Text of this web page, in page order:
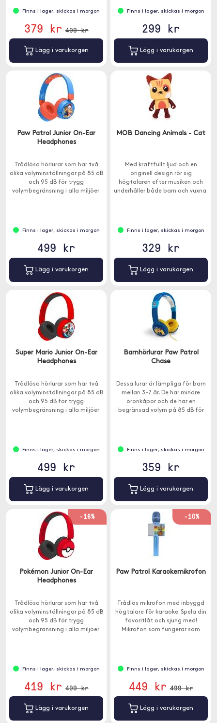
Finns i lager, skickas i morgon
379 kr 499 kr
Lägg i varukorgen
Finns i lager, skickas i morgon
299 kr
Lägg i varukorgen
Paw Patrol Junior On-Ear
Headphones
Trådlösa hörlurar som har två
olika volyminställningar på 85 dB
och 95 dB för trygg
volymbegränsning i alla miljöer.
Finns i lager, skickas i morgon
499 kr
Lägg i varukorgen
MOB Dancing Animals - Cat
Med kraftfullt ljud och en
originell design rör sig
högtalaren efter musiken och
underhåller både barn och vuxna.
Finns i lager, skickas i morgon
329 kr
Lägg i varukorgen
Super Mario Junior On-Ear
Headphones
Trådlösa hörlurar som har två
olika volyminställningar på 85 dB
och 95 dB för trygg
volymbegränsning i alla miljöer.
Finns i lager, skickas i morgon
499 kr
Lägg i varukorgen
Barnhörlurar Paw Patrol
Chase
Dessa lurar är lämpliga för barn
mellan 3-7 år. De har mindre
öronkåpor och de har en
begränsad volym på 85 dB för
Finns i lager, skickas i morgon
359 kr
Lägg i varukorgen
-16%
Pokémon Junior On-Ear
Headphones
Trådlösa hörlurar som har två
olika volyminställningar på 85 dB
och 95 dB för trygg
volymbegränsning i alla miljöer.
Finns i lager, skickas i morgon
419 kr 499 kr
Lägg i varukorgen
-10%
Paw Patrol Karaokemikrofon
Trådlös mikrofon med inbyggd
högtalare för karaoke. Spela din
favoritlåt och sjung med!
Mikrofon som fungerar som
Finns i lager, skickas i morgon
449 kr 499 kr
Lägg i varukorgen